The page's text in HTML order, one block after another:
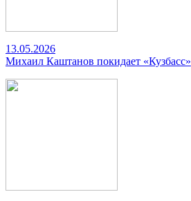
13.05.2026
Михаил Каштанов покидает «Кузбасс»